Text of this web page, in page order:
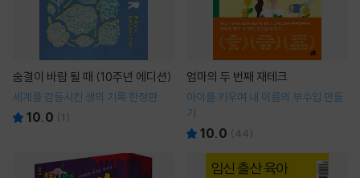
숨결이 바람 될 때 (10주년 에디션)
세계를 감동시킨 생의 기록 한정판
10.0 (1 )
엄마의 두 번째 재테크
아이를 키우며 내 이름의 부수입 만들
기
10.0 (44)